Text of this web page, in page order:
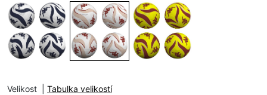
Velikost Tabulka velikostí